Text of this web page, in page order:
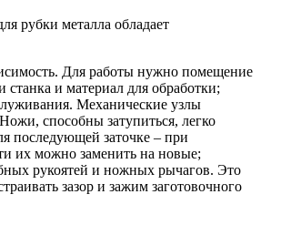
рубки металла обладает
Для работы нужно помещение
станка и материал для обработки;
Механические узлы
способны затупиться, легко
последующей заточке – при
их можно заменить на новые;
рукоятей и ножных рычагов. Это
зазор и зажим заготовочного